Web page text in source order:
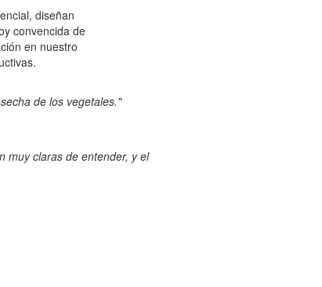
diseñan
convencida de
en nuestro
de los vegetales."
muy claras de entender, y el